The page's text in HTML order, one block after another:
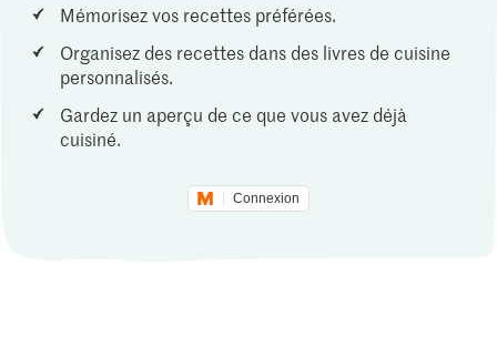
Mémorisez vos recettes préférées.
Organisez des recettes dans des livres de cuisine
personnalisés.
Gardez un aperçu de ce que vous avez déjà
cuisiné.
Connexion